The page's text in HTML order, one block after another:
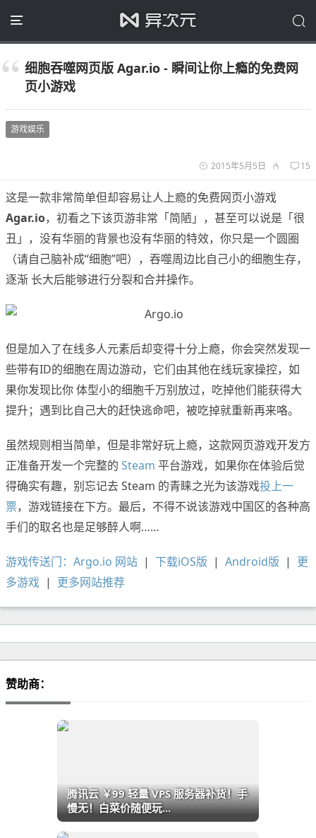
细胞吞噬网页版 Agar.io - 瞬间让你上瘾的免费网
页小游戏
游戏娱乐
2015年5月5日 15
这是一款非常简单但却容易让人上瘾的免费网页小游戏
Agar.io，初看之下该页游非常「简陋」，甚至可以说是「很
丑」，没有华丽的背景也没有华丽的特效，你只是一个圆圈
（请自己脑补成“细胞”吧），吞噬周边比自己小的细胞生存，
逐渐 长大后能够进行分裂和合并操作。
但是加入了在线多人元素后却变得十分上瘾，你会突然发现一
些带有ID的细胞在周边游动，它们由其他在线玩家操控，如
果你发现比你 体型小的细胞千万别放过，吃掉他们能获得大
提升；遇到比自己大的赶快逃命吧，被吃掉就重新再来咯。
虽然规则相当简单，但是非常好玩上瘾，这款网页游戏开发方
正准备开发一个完整的 Steam 平台游戏，如果你在体验后觉
得确实有趣，别忘记去 Steam 的青睐之光为该游戏投上一
票，游戏链接在下方。最后，不得不说该游戏中国区的各种高
手们的取名也是足够醉人啊……
游戏传送门：Argo.io 网站 | 下载iOS版 | Android版 | 更
多游戏 | 更多网站推荐
赞助商：
腾讯云 ￥99 轻量 VPS 服务器补货！手
慢无！白菜价随便玩...